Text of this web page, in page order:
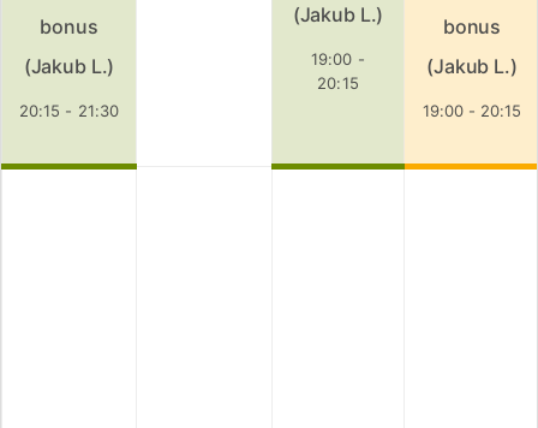
bonus
(Jakub L.)
20:15 - 21:30
(Jakub L.)
19:00 -
20:15
bonus
(Jakub L.)
19:00 - 20:15